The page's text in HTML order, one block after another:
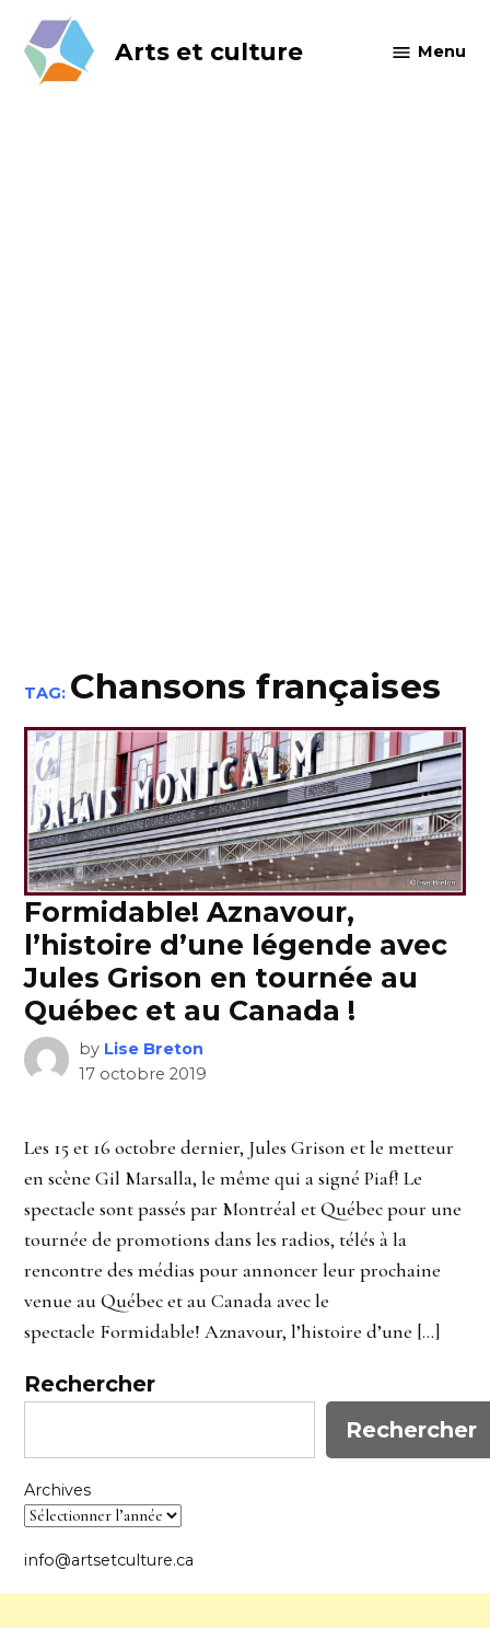
content
Arts et culture Menu
TAG: Chansons françaises
Formidable! Aznavour,
l’histoire d’une légende avec
Jules Grison en tournée au
Québec et au Canada !
by Lise Breton
17 octobre 2019
Les 15 et 16 octobre dernier, Jules Grison et le metteur
en scène Gil Marsalla, le même qui a signé Piaf! Le
spectacle sont passés par Montréal et Québec pour une
tournée de promotions dans les radios, télés à la
rencontre des médias pour annoncer leur prochaine
venue au Québec et au Canada avec le
spectacle Formidable! Aznavour, l’histoire d’une […]
Rechercher
Rechercher
Archives
info@artsetculture.ca